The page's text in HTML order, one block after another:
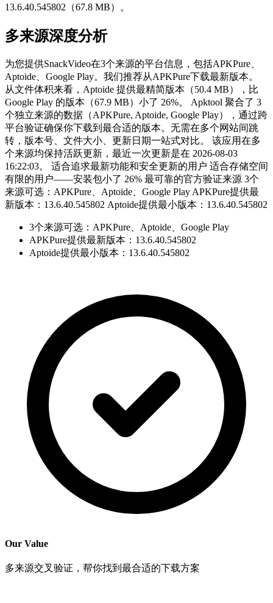
13.6.40.545802（67.8 MB）。
多来源深度分析
为您提供SnackVideo在3个来源的平台信息，包括APKPure、
Aptoide、Google Play。我们推荐从APKPure下载最新版本。
从文件体积来看，Aptoide 提供最精简版本（50.4 MB），比
Google Play 的版本（67.9 MB）小了 26%。 Apktool 聚合了 3
个独立来源的数据（APKPure, Aptoide, Google Play），通过跨
平台验证确保你下载到最合适的版本。无需在多个网站间跳
转，版本号、文件大小、更新日期一站式对比。 该应用在多
个来源均保持活跃更新，最近一次更新是在 2026-08-03
16:22:03。 适合追求最新功能和安全更新的用户 适合存储空间
有限的用户——安装包小了 26% 最可靠的官方验证来源 3个
来源可选：APKPure、Aptoide、Google Play APKPure提供最
新版本：13.6.40.545802 Aptoide提供最小版本：13.6.40.545802
3个来源可选：APKPure、Aptoide、Google Play
APKPure提供最新版本：13.6.40.545802
Aptoide提供最小版本：13.6.40.545802
Our Value
多来源交叉验证，帮你找到最合适的下载方案